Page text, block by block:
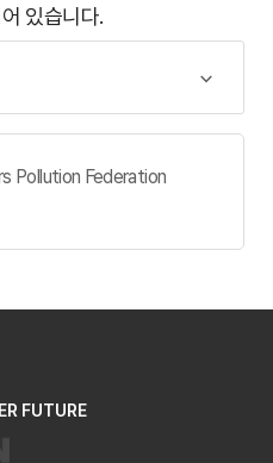
있습니다.
Pollution Federation
FUTURE